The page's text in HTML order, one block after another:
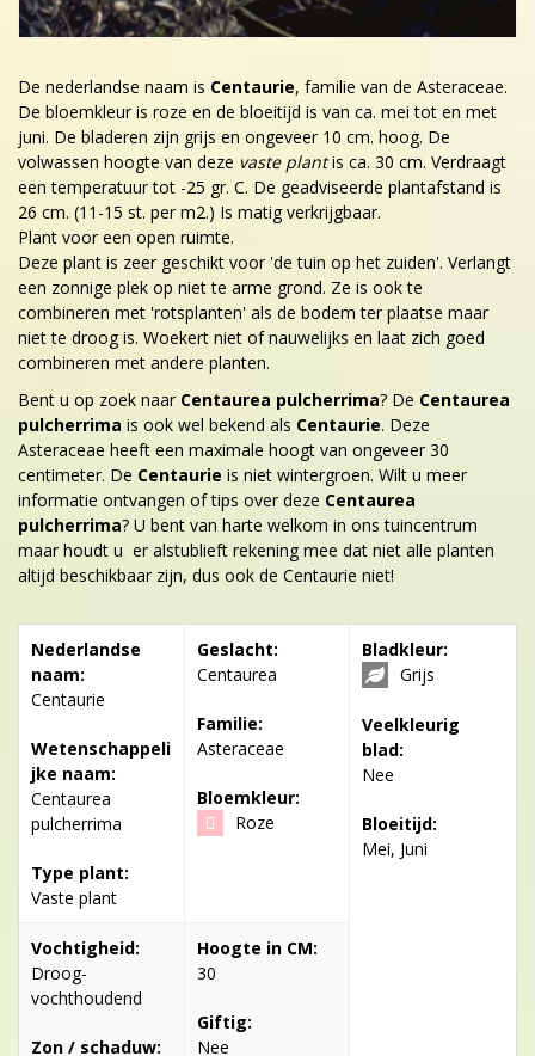
De nederlandse naam is Centaurie, familie van de Asteraceae.
De bloemkleur is roze en de bloeitijd is van ca. mei tot en met
juni. De bladeren zijn grijs en ongeveer 10 cm. hoog. De
volwassen hoogte van deze vaste plantis ca. 30 cm. Verdraagt
een temperatuur tot -25 gr. C. De geadviseerde plantafstand is
26 cm. (11-15 st. per m2.) Is matig verkrijgbaar.
Plant voor een open ruimte.
Deze plant is zeer geschikt voor 'de tuin op het zuiden'. Verlangt
een zonnige plek op niet te arme grond. Ze is ook te
combineren met 'rotsplanten' als de bodem ter plaatse maar
niet te droog is. Woekert niet of nauwelijks en laat zich goed
combineren met andere planten.
Bent u op zoek naar Centaurea pulcherrima? De Centaurea
pulcherrima is ook wel bekend als Centaurie. Deze
Asteraceae heeft een maximale hoogt van ongeveer 30
centimeter. De Centaurie is niet wintergroen. Wilt u meer
informatie ontvangen of tips over deze Centaurea
pulcherrima? U bent van harte welkom in ons tuincentrum
maar houdt u er alstublieft rekening mee dat niet alle planten
altijd beschikbaar zijn, dus ook de Centaurie niet!
Nederlandse
naam:
Centaurie
Wetenschappeli
jke naam:
Centaurea
pulcherrima
Type plant:
Vaste plant
Geslacht:
Centaurea
Familie:
Asteraceae
Bloemkleur:
Roze
Bladkleur:
Grijs
Veelkleurig
blad:
Nee
Bloeitijd:
Mei, Juni
Vochtigheid:
Droog-
vochthoudend
Zon / schaduw:
Hoogte in CM:
30
Giftig:
Nee